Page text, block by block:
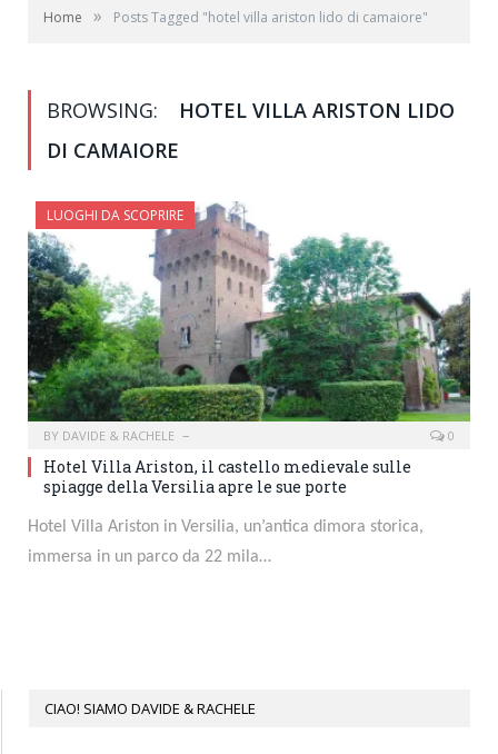
Home » Posts Tagged "hotel villa ariston lido di camaiore"
BROWSING:
HOTEL VILLA ARISTON LIDO
DI CAMAIORE
LUOGHI DA SCOPRIRE
BY DAVIDE & RACHELE 0
Hotel Villa Ariston, il castello medievale sulle
spiagge della Versilia apre le sue porte
Hotel Villa Ariston in Versilia, un’antica dimora storica,
immersa in un parco da 22 mila…
CIAO! SIAMO DAVIDE & RACHELE